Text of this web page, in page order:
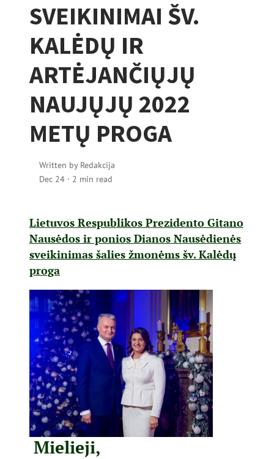
SVEIKINIMAI ŠV.
KALĖDŲ IR
ARTĖJANČIŲJŲ
NAUJŲJŲ 2022
METŲ PROGA
Written by Redakcija
Dec 24 · 2 min read
Lietuvos Respublikos Prezidento Gitano
Nausėdos ir ponios Dianos Nausėdienės
sveikinimas šalies žmonėms šv. Kalėdų
proga
Mielieji,